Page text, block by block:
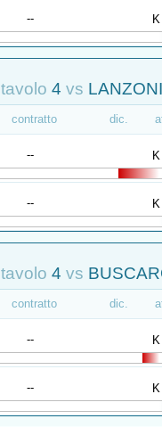
-- K
tavolo 4 vs
contratto dic.
-- K
-- K
tavolo 4 vs
contratto dic.
-- K
-- K